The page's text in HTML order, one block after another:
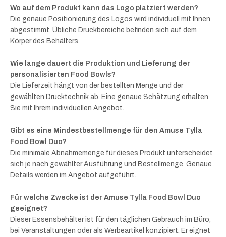
Wo auf dem Produkt kann das Logo platziert werden?
Die genaue Positionierung des Logos wird individuell mit Ihnen
abgestimmt. Übliche Druckbereiche befinden sich auf dem
Körper des Behälters.
Wie lange dauert die Produktion und Lieferung der
personalisierten Food Bowls?
Die Lieferzeit hängt von der bestellten Menge und der
gewählten Drucktechnik ab. Eine genaue Schätzung erhalten
Sie mit Ihrem individuellen Angebot.
Gibt es eine Mindestbestellmenge für den Amuse Tylla
Food Bowl Duo?
Die minimale Abnahmemenge für dieses Produkt unterscheidet
sich je nach gewählter Ausführung und Bestellmenge. Genaue
Details werden im Angebot aufgeführt.
Für welche Zwecke ist der Amuse Tylla Food Bowl Duo
geeignet?
Dieser Essensbehälter ist für den täglichen Gebrauch im Büro,
bei Veranstaltungen oder als Werbeartikel konzipiert. Er eignet